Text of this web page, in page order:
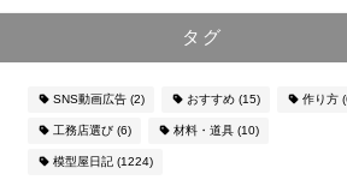
タグ
SNS動画広告(2) おすすめ(15) 作り方
工務店選び(6) 材料・道具(10)
模型屋日記(1224)